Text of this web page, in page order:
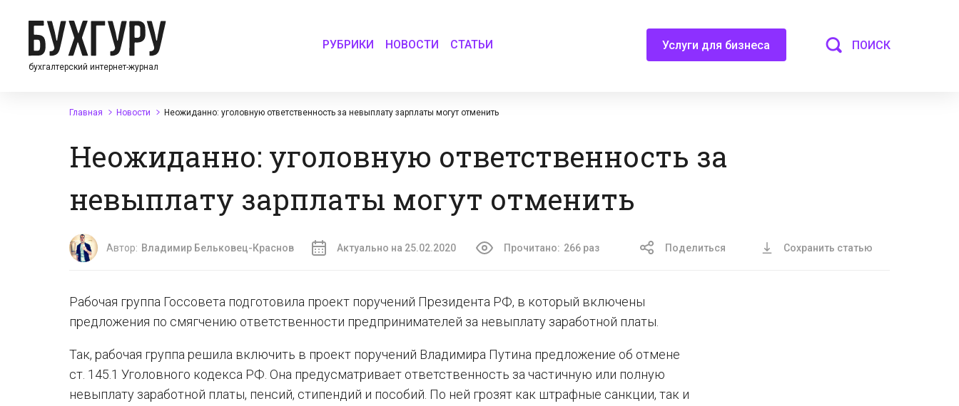
бухгалтерский интернет-журнал
РУБРИКИ НОВОСТИ СТАТЬИ Услуги для бизнеса ПОИСК
Главная Новости Неожиданно: уголовную ответственность за невыплату зарплаты могут отменить
Неожиданно: уголовную ответственность за
невыплату зарплаты могут отменить
Автор: Владимир Бельковец-Краснов Актуально на 25.02.2020 Прочитано: 266 раз Поделиться Сохранить статью
Рабочая группа Госсовета подготовила проект поручений Президента РФ, в который включены
предложения по смягчению ответственности предпринимателей за невыплату заработной платы.
Так, рабочая группа решила включить в проект поручений Владимира Путина предложение об отмене
ст. 145.1 Уголовного кодекса РФ. Она предусматривает ответственность за частичную или полную
невыплату заработной платы, пенсий, стипендий и пособий. По ней грозят как штрафные санкции, так и